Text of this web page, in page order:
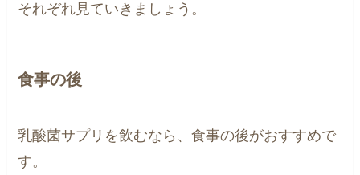
それぞれ見ていきましょう。
食事の後
乳酸菌サプリを飲むなら、食事の後がおすすめで
す。